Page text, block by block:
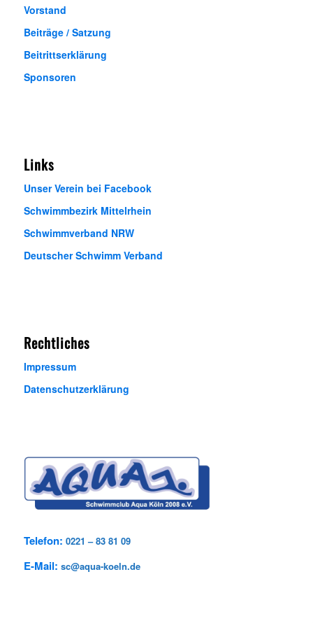
Vorstand
Beiträge / Satzung
Beitrittserklärung
Sponsoren
Links
Unser Verein bei Facebook
Schwimmbezirk Mittelrhein
Schwimmverband NRW
Deutscher Schwimm Verband
Rechtliches
Impressum
Datenschutzerklärung
Telefon: 0221 – 83 81 09
E-Mail: sc@aqua-koeln.de